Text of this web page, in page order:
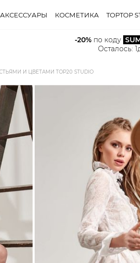
АКСЕССУАРЫ КОСМЕТИКА TOPTOP
-20% по коду
Осталось:
И ЦВЕТАМИ TOP20 STUDIO